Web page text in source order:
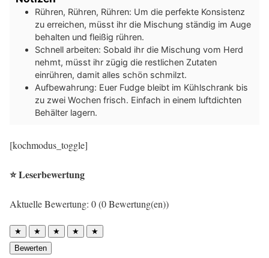
Rühren, Rühren, Rühren: Um die perfekte Konsistenz
zu erreichen, müsst ihr die Mischung ständig im Auge
behalten und fleißig rühren.
Schnell arbeiten: Sobald ihr die Mischung vom Herd
nehmt, müsst ihr zügig die restlichen Zutaten
einrühren, damit alles schön schmilzt.
Aufbewahrung: Euer Fudge bleibt im Kühlschrank bis
zu zwei Wochen frisch. Einfach in einem luftdichten
Behälter lagern.
[kochmodus_toggle]
⭐ Leserbewertung
Aktuelle Bewertung: 0 (0 Bewertung(en))
★ ★ ★ ★
★
Bewerten